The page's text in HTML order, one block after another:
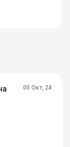
05 Окт, 24